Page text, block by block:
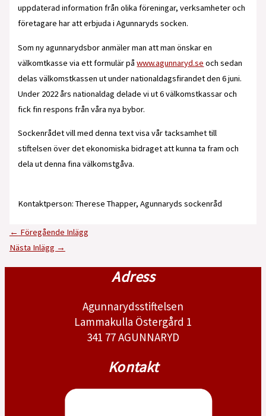
uppdaterad information från olika föreningar, verksamheter och
företagare har att erbjuda i Agunnaryds socken.
Som ny agunnarydsbor anmäler man att man önskar en
välkomtkasse via ett formulär påwww.agunnaryd.se och sedan
delas välkomstkassen ut under nationaldagsfirandet den 6 juni.
Under 2022 års nationaldag delade vi ut 6 välkomstkassar och
fick fin respons från våra nya bybor.
Sockenrådet vill med denna text visa vår tacksamhet till
stiftelsen över det ekonomiska bidraget att kunna ta fram och
dela ut denna fina välkomstgåva.
Kontaktperson: Therese Thapper, Agunnaryds sockenråd
← Föregående Inlägg
Nästa Inlägg →
Adress
Agunnarydsstiftelsen
Lammakulla Östergård 1
341 77 AGUNNARYD
Kontakt